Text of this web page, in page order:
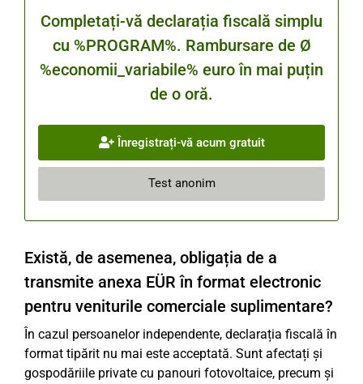
Completați-vă declarația fiscală simplu
cu %PROGRAM%. Rambursare de Ø
%economii_variabile% euro în mai puțin
de o oră.
Înregistrați-vă acum gratuit
Test anonim
Există, de asemenea, obligația de a
transmite anexa EÜR în format electronic
pentru veniturile comerciale suplimentare?
În cazul persoanelor independente, declarația fiscală în
format tipărit nu mai este acceptată. Sunt afectați și
gospodăriile private cu panouri fotovoltaice, precum și